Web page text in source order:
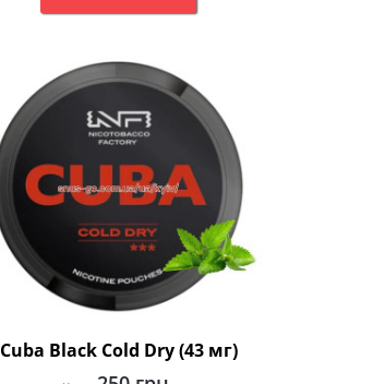
Cuba Black Cold Dry (43 мг)